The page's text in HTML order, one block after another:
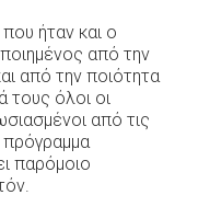
ήταν και ο
από την
από την ποιότητα
όλοι οι
από τις
πρόγραμμα
παρόμοιο